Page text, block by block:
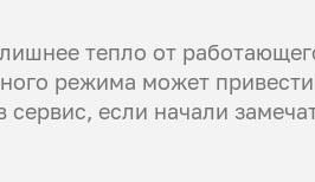
тепло от
режима может
если начали